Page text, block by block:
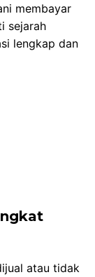
membayar
sejarah
lengkap dan
atau tidak